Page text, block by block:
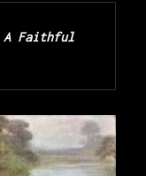
A Faithful